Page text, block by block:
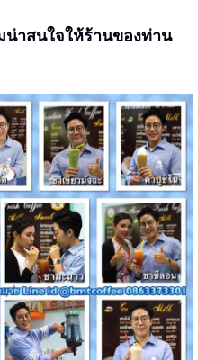
น่าสนใจให้ร้านของท่าน